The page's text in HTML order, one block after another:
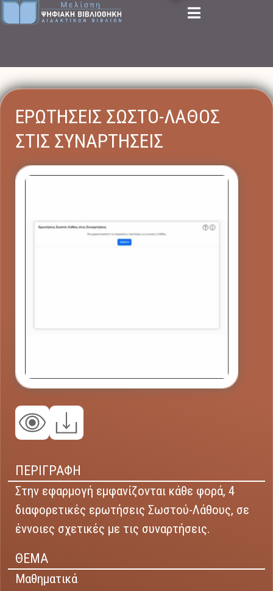
ΕΡΩΤΗΣΕΙΣ ΣΩΣΤΟ-ΛΑΘΟΣ
ΣΤΙΣ ΣΥΝΑΡΤΗΣΕΙΣ
ΠΕΡΙΓΡΑΦΗ
Στην εφαρμογή εμφανίζονται κάθε φορά, 4
διαφορετικές ερωτήσεις Σωστού-Λάθους, σε
έννοιες σχετικές με τις συναρτήσεις.
ΘΕΜΑ
Μαθηματικά